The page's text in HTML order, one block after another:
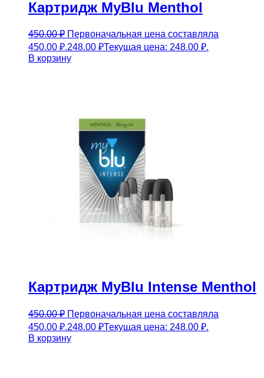
Картридж MyBlu Menthol
450.00₽ Первоначальная цена составляла
450.00 ₽.248.00 ₽Текущая цена: 248.00 ₽.
В корзину
Картридж MyBlu Intense Menthol
450.00₽ Первоначальная цена составляла
450.00 ₽.248.00 ₽Текущая цена: 248.00 ₽.
В корзину